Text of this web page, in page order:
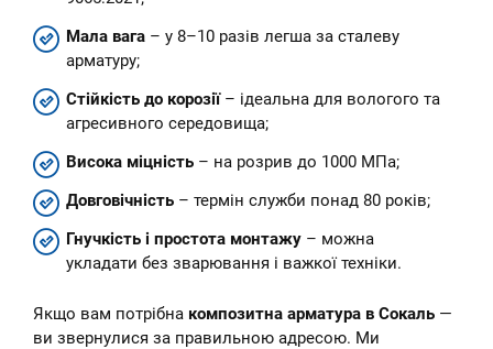
Мала вага – у 8–10 разів легша за сталеву
арматуру;
Стійкість до корозії– ідеальна для вологого та
агресивного середовища;
Висока міцність – на розрив до 1000 МПа;
Довговічність – термін служби понад 80 років;
Гнучкість і простота монтажу – можна
укладати без зварювання і важкої техніки.
Якщо вам потрібна композитна арматура в Сокаль —
ви звернулися за правильною адресою. Ми